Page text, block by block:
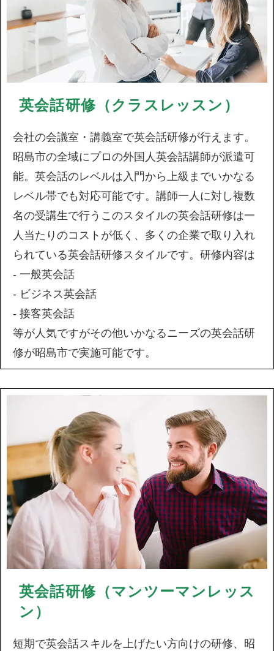
英会話研修（クラスレッスン）
会社の会議室・講義室で英会話研修が行えます。
昭島市の全域にプロの外国人英会話講師が派遣可
能。英会話のレベルは入門から上級までいかなる
レベル帯でも対応可能です。講師一人に対し複数
名の受講生で行うこのスタイルの英会話研修は一
人当たりのコストが低く、多くの企業で取り入れ
られている英会話研修スタイルです。研修内容は
- 一般英会話
- ビジネス英会話
- 接客英会話
等が人気ですがその他いかなるニーズの英会話研
修が昭島市で実施可能です。
英会話研修（マンツーマンレッス
ン）
短期で英会話スキルを上げたい方向けの研修、昭